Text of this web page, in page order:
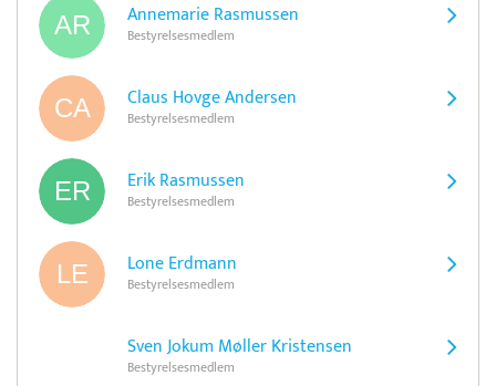
Annemarie Rasmussen
Bestyrelsesmedlem
Claus Hovge Andersen
Bestyrelsesmedlem
Erik Rasmussen
Bestyrelsesmedlem
Lone Erdmann
Bestyrelsesmedlem
Sven Jokum Møller Kristensen
Bestyrelsesmedlem